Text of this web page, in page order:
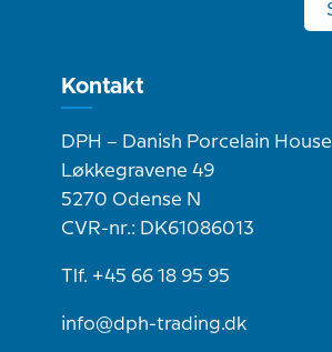
Kontakt
DPH – Danish Porcelain House
Løkkegravene 49
5270 Odense N
CVR-nr.: DK61086013
Tlf. +45 66 18 95 95
info@dph-trading.dk